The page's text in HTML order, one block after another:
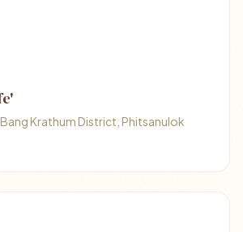
Bang Krathum District, Phitsanulok